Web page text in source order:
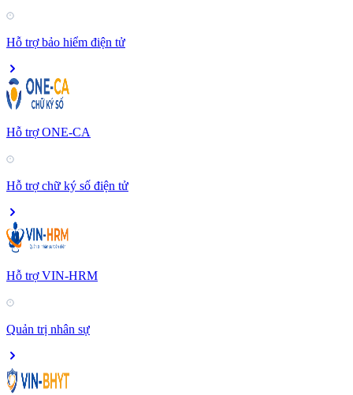
Hỗ trợ bảo hiểm điện tử
Hỗ trợ ONE-CA
Hỗ trợ chữ ký số điện tử
Hỗ trợ VIN-HRM
Quản trị nhân sự